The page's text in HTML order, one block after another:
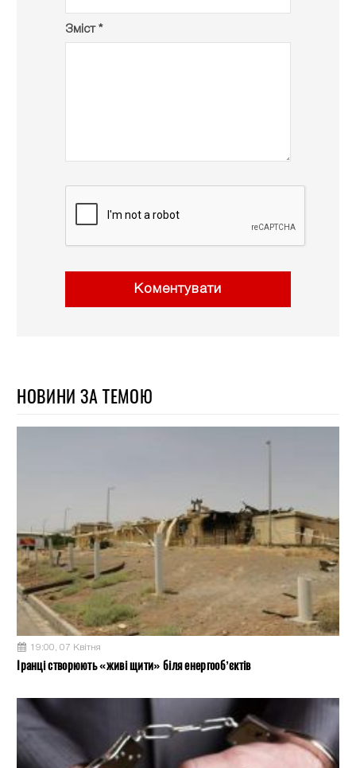
Зміст *
Коментувати
НОВИНИ ЗА ТЕМОЮ
19:00, 07 Квітня
Іранці створюють «живі щити» біля енергооб’єктів